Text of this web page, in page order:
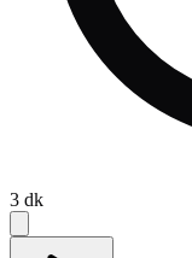
3 dk